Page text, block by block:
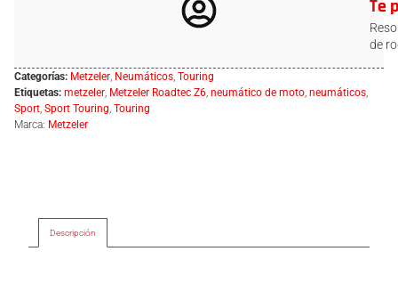
Te
de
Categorías: Metzeler Neumáticos Touring
Etiquetas: metzeler Metzeler Roadtec Z6 neumático de moto neumáticos
Sport Sport Touring Touring
Marca: Metzeler
Descripción